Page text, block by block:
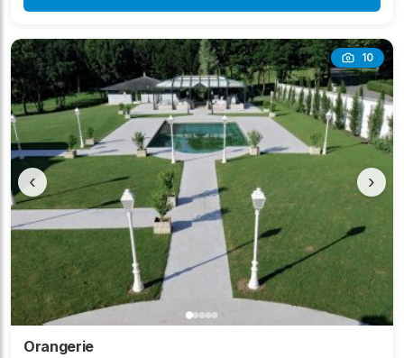
10
‹ ›
Orangerie